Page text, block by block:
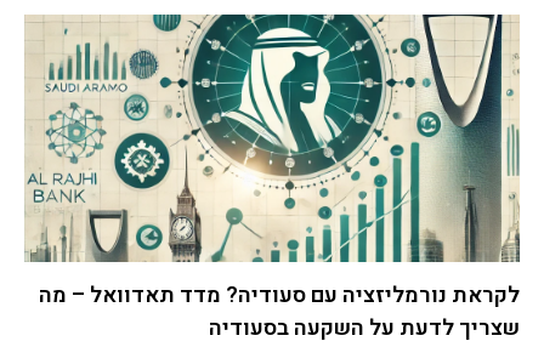
לקראת נורמליזציה עם סעודיה? מדד תאדוואל – מה
שצריך לדעת על השקעה בסעודיה